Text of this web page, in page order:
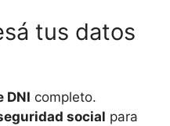
tus datos
DNI completo.
social para